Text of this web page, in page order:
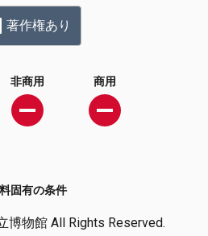
著作権あり
非商用 商用
固有の条件
博物館 All Rights Reserved.